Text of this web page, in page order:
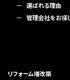
選ばれる理由
管理会社をお探
リフォーム増改築